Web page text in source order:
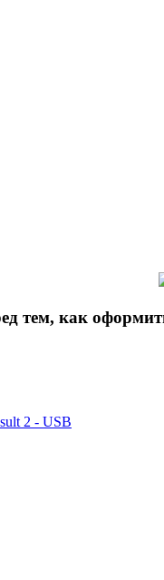
тем, как
2 - USB